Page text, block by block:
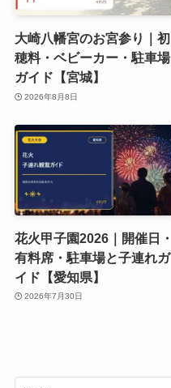
大崎八幡宮のお宮参り｜初
穂料・ベビーカー・駐車場
ガイド【宮城】
2026年8月8日
花火甲子園2026｜開催日・
有料席・駐車場と子連れガ
イド【愛知県】
2026年7月30日